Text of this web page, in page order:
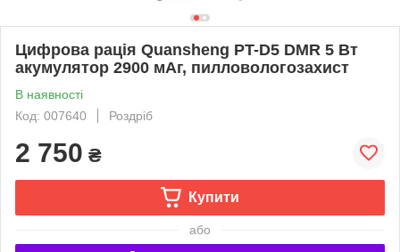
Цифрова рація Quansheng PT-D5 DMR 5 Вт
акумулятор 2900 мАг, пилловологозахист
В наявності
Код: 007640
Роздріб
2 750 ₴
Купити
або